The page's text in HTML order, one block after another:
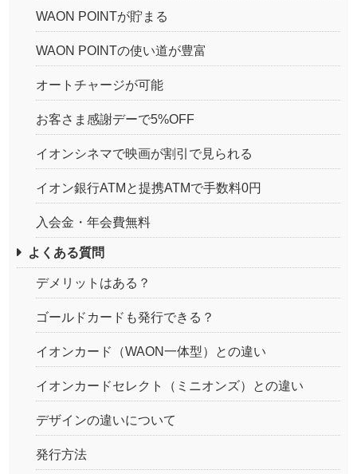
WAON POINTが貯まる
WAON POINTの使い道が豊富
オートチャージが可能
お客さま感謝デーで5%OFF
イオンシネマで映画が割引で見られる
イオン銀行ATMと提携ATMで手数料0円
入会金・年会費無料
よくある質問
デメリットはある？
ゴールドカードも発行できる？
イオンカード（WAON一体型）との違い
イオンカードセレクト（ミニオンズ）との違い
デザインの違いについて
発行方法